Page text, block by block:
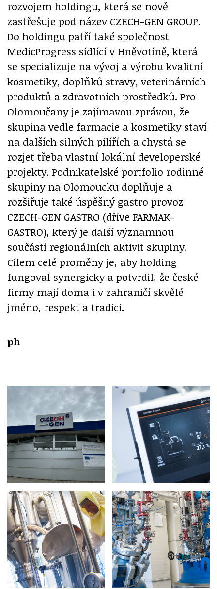
rozvojem holdingu, která se nově
zastřešuje pod název CZECH-GEN GROUP.
Do holdingu patří také společnost
MedicProgress sídlící v Hněvotíně, která
se specializuje na vývoj a výrobu kvalitní
kosmetiky, doplňků stravy, veterinárních
produktů a zdravotních prostředků. Pro
Olomoučany je zajímavou zprávou, že
skupina vedle farmacie a kosmetiky staví
na dalších silných pilířích a chystá se
rozjet třeba vlastní lokální developerské
projekty. Podnikatelské portfolio rodinné
skupiny na Olomoucku doplňuje a
rozšiřuje také úspěšný gastro provoz
CZECH-GEN GASTRO (dříve FARMAK-
GASTRO), který je další významnou
součástí regionálních aktivit skupiny.
Cílem celé proměny je, aby holding
fungoval synergicky a potvrdil, že české
firmy mají doma i v zahraničí skvělé
jméno, respekt a tradici.
ph